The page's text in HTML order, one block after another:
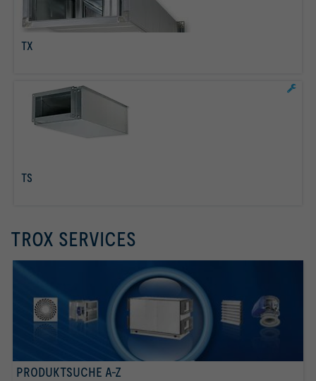
TX
TS
TROX SERVICES
PRODUKTSUCHE A-Z